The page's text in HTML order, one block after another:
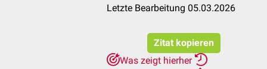
Letzte Bearbeitung 05.03.2026
Zitat kopieren
Was zeigt hierher